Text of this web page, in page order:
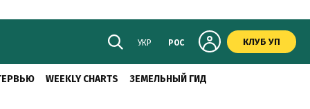
УКР РОС КЛУБ УП
WEEKLY CHARTS ЗЕМЕЛЬНЫЙ ГИД